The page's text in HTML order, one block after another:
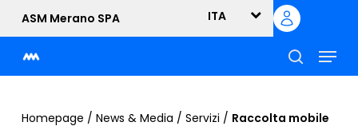
main
content
ASM Merano SPA ITA
cerca
Menu
Homepage / News & Media / Servizi / Raccolta mobile